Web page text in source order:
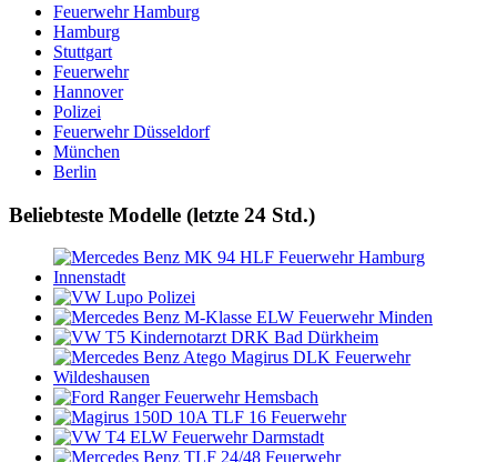
Feuerwehr Hamburg
Hamburg
Stuttgart
Feuerwehr
Hannover
Polizei
Feuerwehr Düsseldorf
München
Berlin
Beliebteste Modelle (letzte 24 Std.)